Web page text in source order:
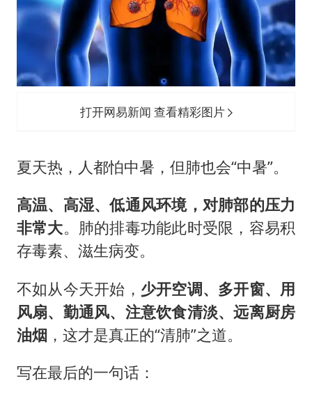
打开网易新闻 查看精彩图片
夏天热，人都怕中暑，但肺也会“中暑”。
高温、高湿、低通风环境，对肺部的压力
非常大。肺的排毒功能此时受限，容易积
存毒素、滋生病变。
不如从今天开始， 少开空调、多开窗、用
风扇、勤通风、注意饮食清淡、远离厨房
油烟 ，这才是真正的“清肺”之道。
写在最后的一句话：